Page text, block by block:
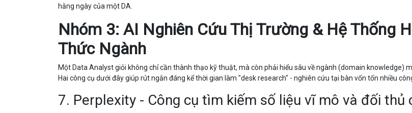
hằng ngày của một DA.
Nhóm 3: AI Nghiên Cứu Thị Trường & Hệ Thống
Thức Ngành
Một Data Analyst giỏi không chỉ cần thành thạo kỹ thuật, mà còn phải hiểu sâu về ngành (domain knowledge)
Hai công cụ dưới đây giúp rút ngắn đáng kể thời gian làm "desk research" - nghiên cứu tại bàn vốn tốn nhiều
7. Perplexity - Công cụ tìm kiếm số liệu vĩ mô và đối thủ